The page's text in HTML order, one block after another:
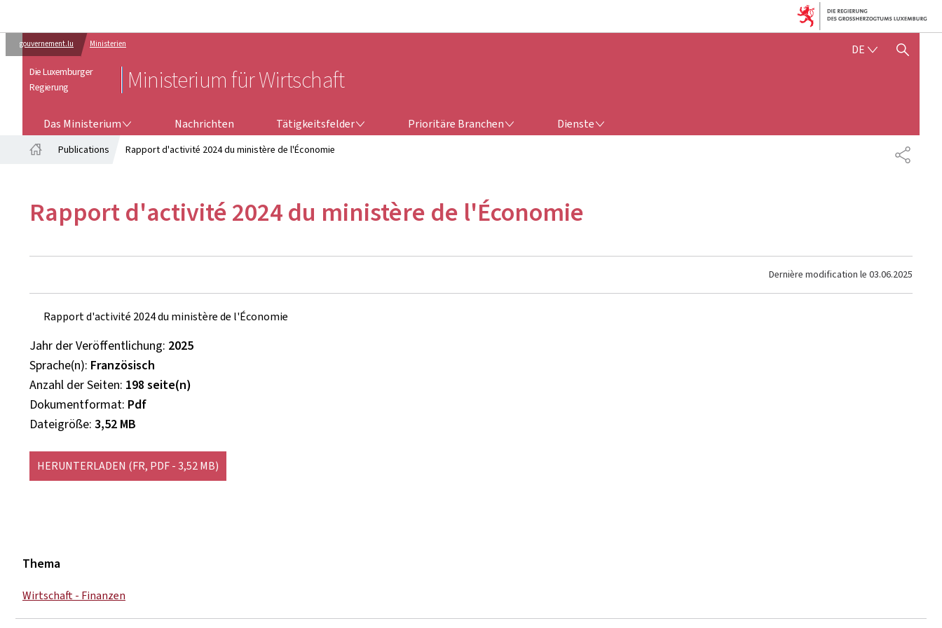
gouvernement.lu Ministerien
Die Luxemburger
Regierung
Ministerium für Wirtschaft
DE DEUTSCH
SUCHFLED ANZEIGEN /
Das Ministerium Nachrichten Tätigkeitsfelder Prioritäre Branchen Dienste
Publications Rapport d'activité 2024 du ministère de l'Économie
Rapport d'activité 2024 du ministère de l'Économie
Dernière modification le 03.06.2025
Rapport d'activité 2024 du ministère de l'Économie
Jahr der Veröffentlichung 2025
Sprache(n) Französisch
Anzahl der Seiten 198 seite(n)
Dokumentformat Pdf
Dateigröße 3,52 MB
HERUNTERLADEN (FR, PDF - 3,52 MB)
Thema
Wirtschaft - Finanzen